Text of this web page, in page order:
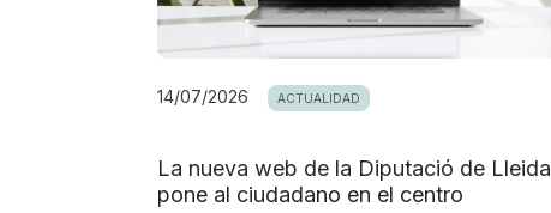
14/07/2026 ACTUALIDAD
La nueva web de la Diputació de Lleida
pone al ciudadano en el centro